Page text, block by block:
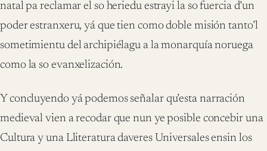
natal pa reclamar el so heriedu estrayi la so fuercia d’un
poder estranxeru, yá que tien como doble misión tanto’l
sometimientu del archipiélagu a la monarquía noruega
como la so evanxelización.
Y concluyendo yá podemos señalar qu’esta narración
medieval vien a recodar que nun ye posible concebir una
Cultura y una Lliteratura daveres Universales ensin los